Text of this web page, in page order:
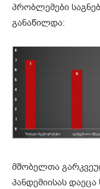
პრობლემები
განაწილდა:
მშობელთა
პანდემიისას